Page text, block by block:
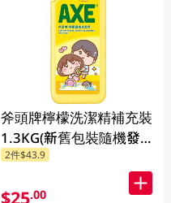
斧頭牌檸檬洗潔精補充裝
1.3KG(新舊包裝隨機發
送)
2件$43.9
$25.00